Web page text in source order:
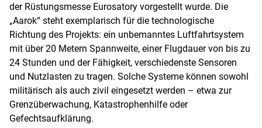
der Rüstungsmesse Eurosatory vorgestellt wurde. Die
„Aarok“ steht exemplarisch für die technologische
Richtung des Projekts: ein unbemanntes Luftfahrtsystem
mit über 20 Metern Spannweite, einer Flugdauer von bis zu
24 Stunden und der Fähigkeit, verschiedenste Sensoren
und Nutzlasten zu tragen. Solche Systeme können sowohl
militärisch als auch zivil eingesetzt werden – etwa zur
Grenzüberwachung, Katastrophenhilfe oder
Gefechtsaufklärung.